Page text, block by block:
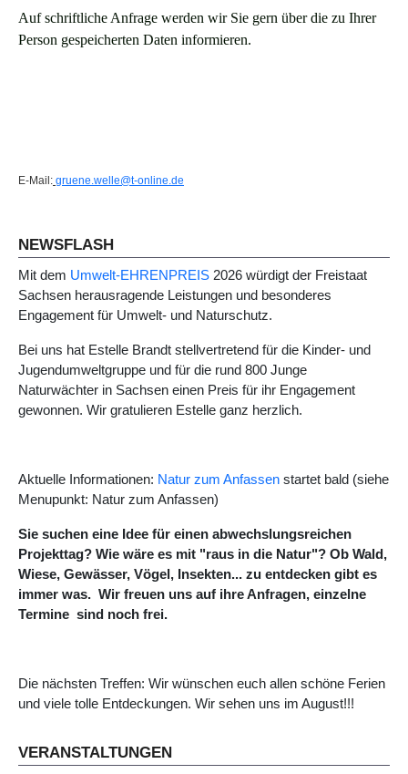
Auf schriftliche Anfrage werden wir Sie gern über die zu Ihrer
Person gespeicherten Daten informieren.
E-Mail: gruene.welle@t-online.de
NEWSFLASH
Mit dem Umwelt-EHRENPREIS 2026 würdigt der Freistaat
Sachsen herausragende Leistungen und besonderes
Engagement für Umwelt- und Naturschutz.
Bei uns hat Estelle Brandt stellvertretend für die Kinder- und
Jugendumweltgruppe und für die rund 800 Junge
Naturwächter in Sachsen einen Preis für ihr Engagement
gewonnen. Wir gratulieren Estelle ganz herzlich.
Aktuelle Informationen: Natur zum Anfassen startet bald (siehe
Menupunkt: Natur zum Anfassen)
Sie suchen eine Idee für einen abwechslungsreichen
Projekttag? Wie wäre es mit "raus in die Natur"? Ob Wald,
Wiese, Gewässer, Vögel, Insekten... zu entdecken gibt es
immer was. Wir freuen uns auf ihre Anfragen, einzelne
Termine sind noch frei.
Die nächsten Treffen: Wir wünschen euch allen schöne Ferien
und viele tolle Entdeckungen. Wir sehen uns im August!!!
VERANSTALTUNGEN